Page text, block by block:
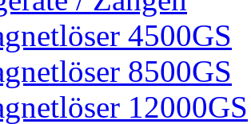
4500GS
8500GS
12000GS